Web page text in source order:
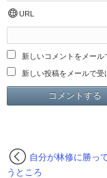
URL
新しいコメントをメール
新しい投稿をメールで受
自分が林修に勝っ
うところ